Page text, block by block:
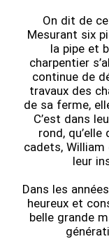
On dit de
Mesurant six
la pipe et
charpentier
continue de
travaux des
de sa ferme,
C’est dans
rond,
cadets, William
leur
Dans les
heureux et
belle grande